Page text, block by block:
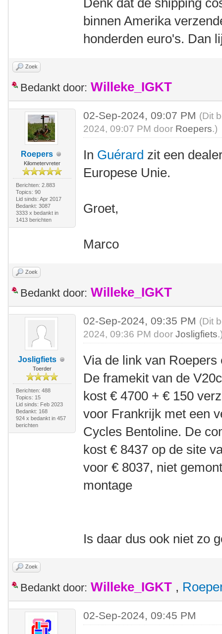
Denk dat de shipping
binnen Amerika
honderden euro's. Dan
Zoek
Bedankt door: Willeke_IGKT
Roepers
Kilometervreter
Berichten: 2.883
Topics: 90
Lid sinds: Apr 2017
Bedankt: 3087
3333 x bedankt in
1413 berichten
02-Sep-2024, 09:07 PM (Dit
2024, 09:07 PM door Roepers.)
In Guérard zit een
Europese Unie.
Groet,
Marco
Zoek
Bedankt door: Willeke_IGKT
Josligfiets
Toerder
Berichten: 488
Topics: 15
Lid sinds: Feb 2023
Bedankt: 168
924 x bedankt in 457
berichten
02-Sep-2024, 09:35 PM (Dit
2024, 09:36 PM doorJosligfiets
Via de link van
De framekit van de
kost € 4700 + € 150
voor Frankrijk met een
Cycles Bentoline. De
kost € 8437 op de site
voor € 8037, niet
montage
Is daar dus ook niet zo
Zoek
Bedankt door: Willeke_IGKT ,
02-Sep-2024, 09:45 PM